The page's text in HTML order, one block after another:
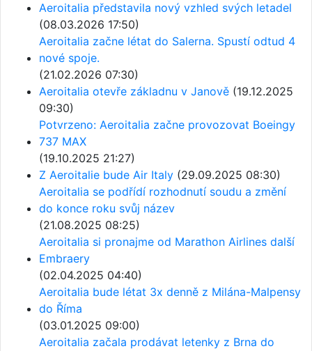
Aeroitalia představila nový vzhled svých letadel
(08.03.2026 17:50)
Aeroitalia začne létat do Salerna. Spustí odtud 4
nové spoje.
(21.02.2026 07:30)
Aeroitalia otevře základnu v Janově (19.12.2025
09:30)
Potvrzeno: Aeroitalia začne provozovat Boeingy
737 MAX
(19.10.2025 21:27)
Z Aeroitalie bude Air Italy (29.09.2025 08:30)
Aeroitalia se podřídí rozhodnutí soudu a změní
do konce roku svůj název
(21.08.2025 08:25)
Aeroitalia si pronajme od Marathon Airlines další
Embraery
(02.04.2025 04:40)
Aeroitalia bude létat 3x denně z Milána-Malpensy
do Říma
(03.01.2025 09:00)
Aeroitalia začala prodávat letenky z Brna do